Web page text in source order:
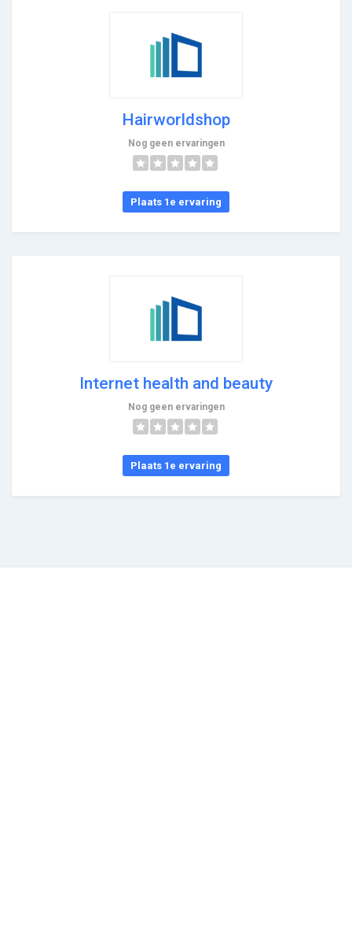
Hairworldshop
Nog geen ervaringen
Plaats 1e ervaring
Internet health and beauty
Nog geen ervaringen
Plaats 1e ervaring